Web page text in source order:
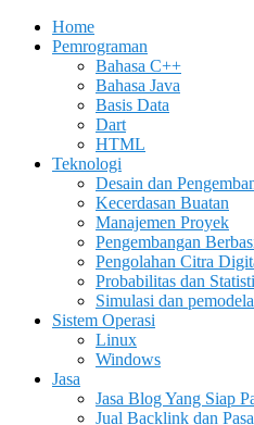
Home
Pemrograman
Bahasa C++
Bahasa Java
Basis Data
Dart
HTML
Teknologi
Desain dan
Kecerdasan Buatan
Manajemen Proyek
Pengembangan
Pengolahan Citra
Probabilitas dan
Simulasi dan
Sistem Operasi
Linux
Windows
Jasa
Jasa Blog Yang Siap
Jual Backlink dan